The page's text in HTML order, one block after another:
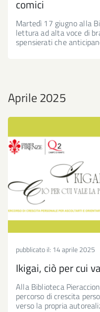
comici
Martedì 17 giugno alla
lettura ad alta voce di
spensierati che
Aprile 2025
pubblicato il: 14 aprile 2025
Ikigai, ciò per cui
Alla Biblioteca
percorso di crescita
verso la propria